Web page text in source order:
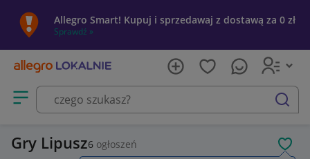
Allegro Smart! Kupuj i sprzedawaj z dostawą za 0 zł
Sprawdź »
Otwórz menu z kategoriami
szukaj
Gry Lipusz6 ogłoszeń